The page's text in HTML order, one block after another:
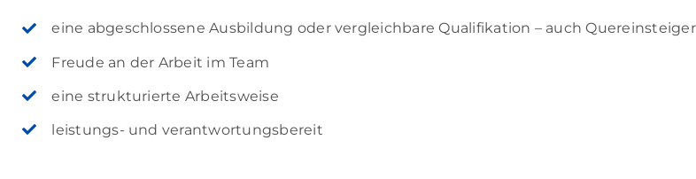
eine abgeschlossene Ausbildung oder vergleichbare Qualifikation – auch
Freude an der Arbeit im Team
eine strukturierte Arbeitsweise
leistungs- und verantwortungsbereit